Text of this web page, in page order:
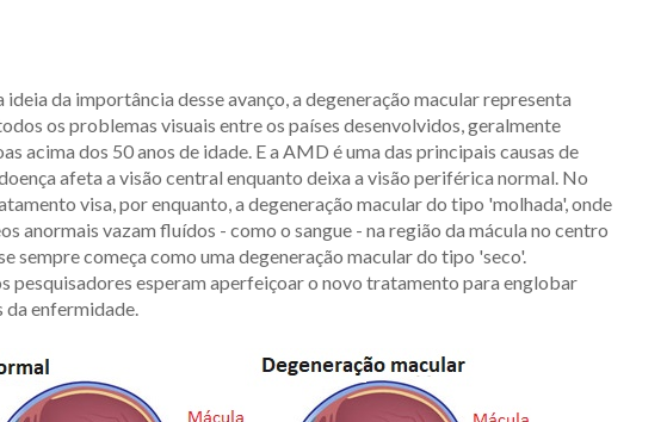
ideia da importância desse avanço, a degeneração macular representa
os problemas visuais entre os países desenvolvidos, geralmente
acima dos 50 anos de idade. E a AMD é uma das principais causas de
afeta a visão central enquanto deixa a visão periférica normal. No
visa, por enquanto, a degeneração macular do tipo 'molhada', onde
anormais vazam fluídos - como o sangue - na região da mácula no centro
sempre começa como uma degeneração macular do tipo 'seco'.
pesquisadores esperam aperfeiçoar o novo tratamento para englobar
da enfermidade.